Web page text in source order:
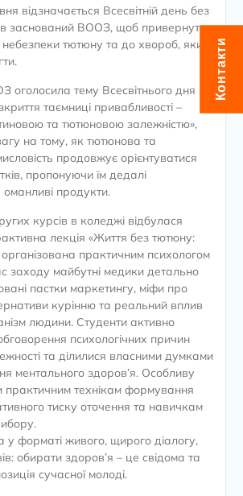
відзначається Всесвітній день без
заснований ВООЗ, щоб привернути
тютюну та до хвороб, яким
оголосила тему Всесвітнього дня
таємниці привабливості –
та тютюновою залежністю»,
на тому, як тютюнова та
продовжує орієнтуватися
пропонуючи їм дедалі
оманливі продукти.
курсів в коледжі відбулася
лекція «Життя без тютюну:
організована практичним психологом
заходу майбутні медики детально
пастки маркетингу, міфи про
курінню та реальний вплив
людини. Студенти активно
психологічних причин
та ділилися власними думками
ментального здоров’я. Особливу
практичним технікам формування
тиску оточення та навичкам
у форматі живого, щирого діалогу,
обирати здоров’я – це свідома та
сучасної молоді.
Контакти